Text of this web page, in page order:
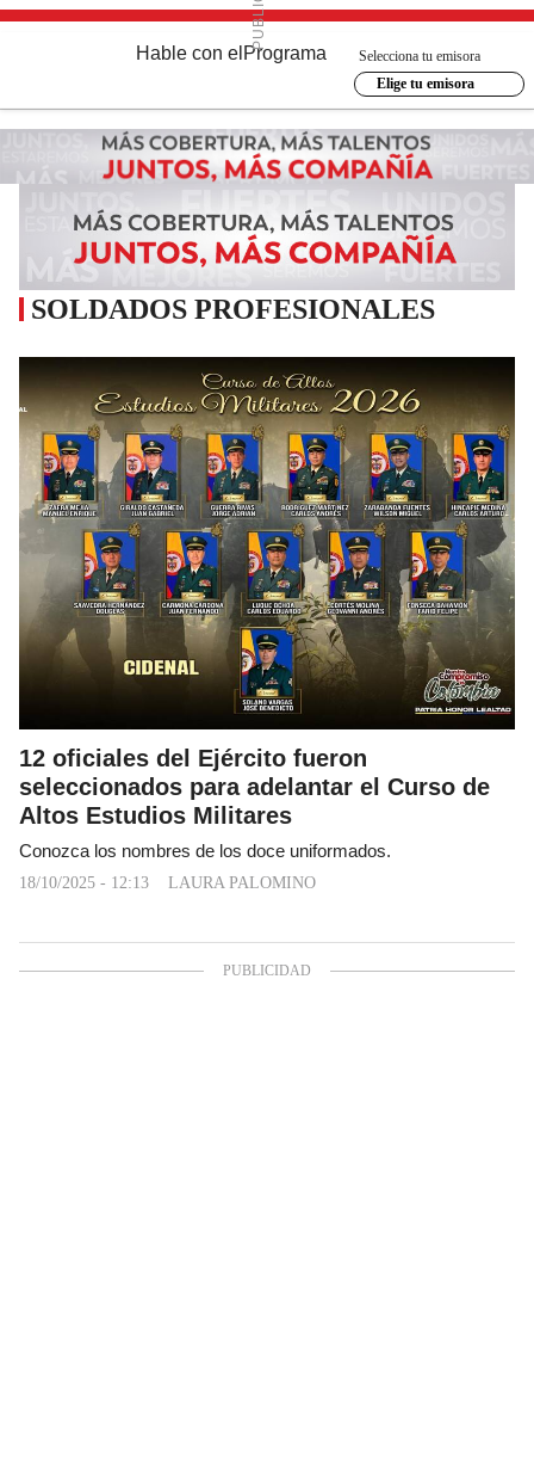
Hable con el Programa
Selecciona tu emisora
Elige tu emisora
SOLDADOS PROFESIONALES
12 oficiales del Ejército fueron
seleccionados para adelantar el Curso de
Altos Estudios Militares
Conozca los nombres de los doce uniformados.
18/10/2025 - 12:13 LAURA PALOMINO